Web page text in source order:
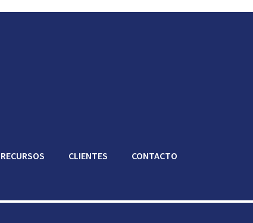
RECURSOS CLIENTES CONTACTO